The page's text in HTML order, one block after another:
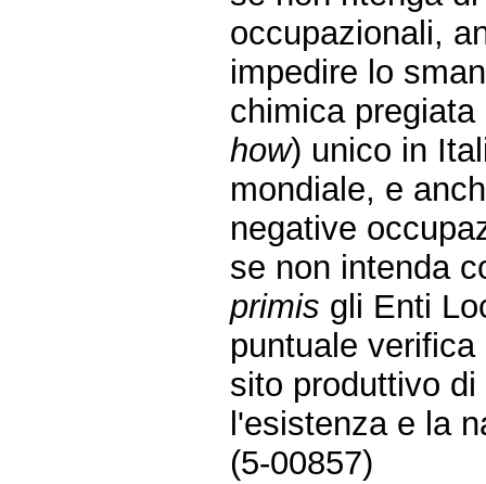
occupazionali,
impedire lo
chimica
how) unico in
mondiale, e
negative
se non intenda
primis gli Enti
puntuale
sito produttivo
l'esistenza e la
(5-00857)